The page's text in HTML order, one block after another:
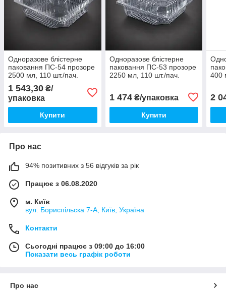
Одноразове блістерне
паковання ПС-54 прозоре
2500 мл, 110 шт./пач.
1 543,30 ₴/
упаковка
Купити
Одноразове блістерне
паковання ПС-53 прозоре
2250 мл, 110 шт./пач.
1 474₴/упаковка
Купити
400
2
Про нас
94% позитивних з 56 відгуків за рік
Працює з 06.08.2020
м. Київ
вул. Бориспільска 7-А, Київ, Україна
Контакти
Сьогодні працює з 09:00 до 16:00
Показати весь графік роботи
Про нас